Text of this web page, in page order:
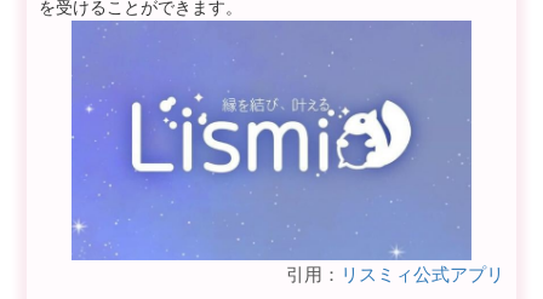
を受けることができます。
引用： リスミィ公式アプリ